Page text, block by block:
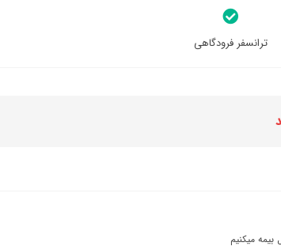
ترانسفر فرودگاهی
میکنیم